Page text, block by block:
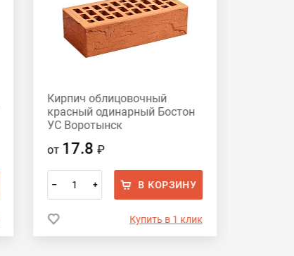
Кирпич облицовочный
красный одинарный Бостон
УС Воротынск
от 17.8₽
– + В КОРЗИНУ
Купить в 1 клик